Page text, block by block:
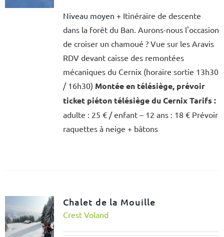
Niveau moyen +Itinéraire de descente
dans la forêt du Ban. Aurons-nous l'occasion
de croiser un chamoué ? Vue sur les Aravis
RDV devant caisse des remontées
mécaniques du Cernix (horaire sortie 13h30
/ 16h30) Montée en télésiège, prévoir
ticket piéton télésiège du Cernix Tarifs :
adulte : 25 € / enfant – 12 ans : 18 € Prévoir
raquettes à neige + bâtons
Chalet de la Mouille
Crest Voland